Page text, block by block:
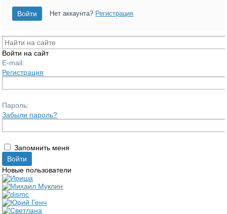
Нет аккаунта? Регистрация
Войти на сайт
E-mail:
Регистрация
Пароль:
Забыли пароль?
Запомнить меня
Новые пользователи